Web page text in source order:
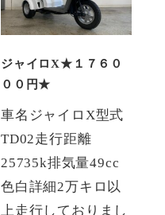
ジャイロX★１７６０
００円★
車名ジャイロX型式
TD02走行距離
25735k排気量49cc
色白詳細2万キロ以
上走行しておりまし